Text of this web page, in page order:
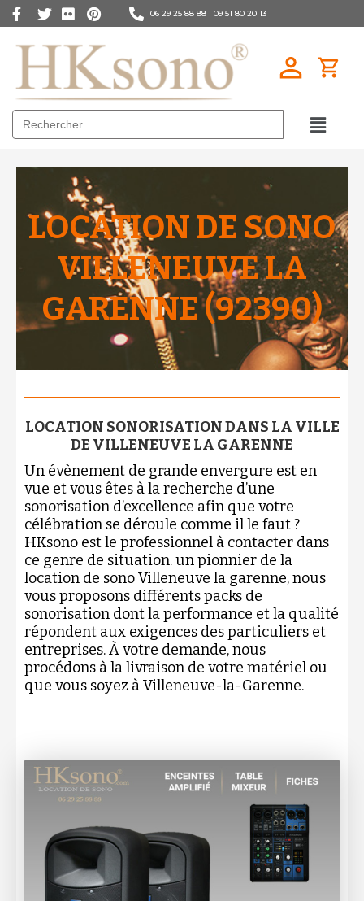
06 29 25 88 88 | 09 51 80 20 13
Search
for:
LOCATION DE SONO
VILLENEUVE LA
GARENNE (92390)
LOCATION SONORISATION DANS LA VILLE
DE VILLENEUVE LA GARENNE
Un évènement de grande envergure est en
vue et vous êtes à la recherche d’une
sonorisation d’excellence afin que votre
célébration se déroule comme il le faut ?
HKsono est le professionnel à contacter dans
ce genre de situation. un pionnier de la
location de sono Villeneuve la garenne, nous
vous proposons différents packs de
sonorisation dont la performance et la qualité
répondent aux exigences des particuliers et
entreprises. À votre demande, nous
procédons à la livraison de votre matériel ou
que vous soyez à Villeneuve-la-Garenne.